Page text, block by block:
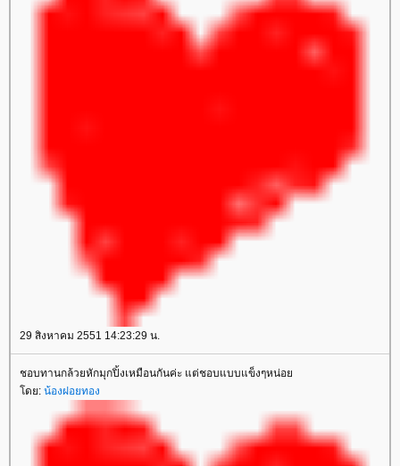
29 สิงหาคม 2551 14:23:29 น.
ชอบทานกล้วยหักมุกปิ้งเหมือนกันค่ะ แต่ชอบแบบแข็งๆหน่อ
ดย: น้องฝอยทอง